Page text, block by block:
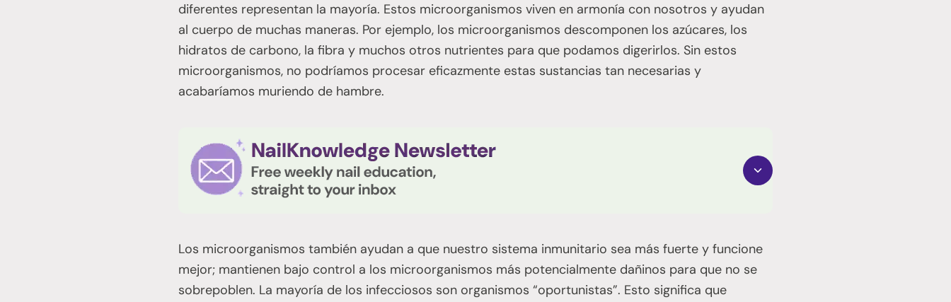
diferentes representan la mayoría. Estos microorganismos viven en armonía con nosotros y ayudan
al cuerpo de muchas maneras. Por ejemplo, los microorganismos descomponen los azúcares, los
hidratos de carbono, la fibra y muchos otros nutrientes para que podamos digerirlos. Sin estos
microorganismos, no podríamos procesar eficazmente estas sustancias tan necesarias y
acabaríamos muriendo de hambre.
Los microorganismos también ayudan a que nuestro sistema inmunitario sea más fuerte y funcione
mejor; mantienen bajo control a los microorganismos más potencialmente dañinos para que no se
sobrepoblen. La mayoría de los infecciosos son organismos “oportunistas”. Esto significa que